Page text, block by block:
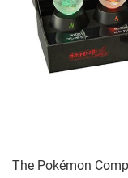
The Pokémon